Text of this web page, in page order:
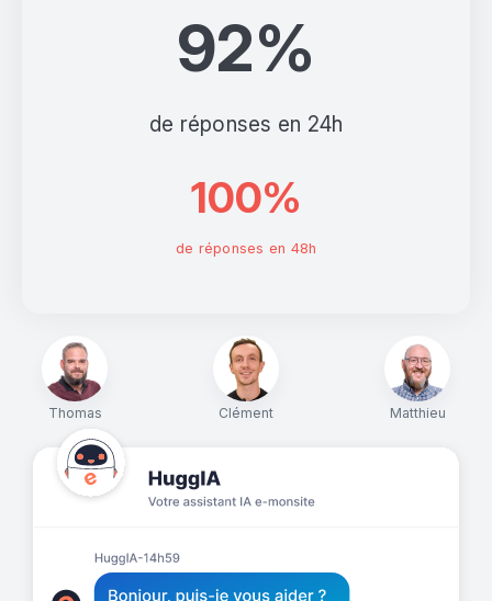
Thomas Clément Matthieu
92%
de réponses en 24h
100%
de réponses en 48h